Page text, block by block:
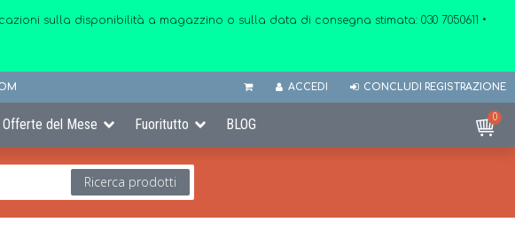
sulla disponibilità a magazzino o sulla data di consegna stimata: 030 7050611 •
ACCEDI CONCLUDI REGISTRAZIONE
Offerte del Mese Fuoritutto BLOG 0
Ricerca prodotti